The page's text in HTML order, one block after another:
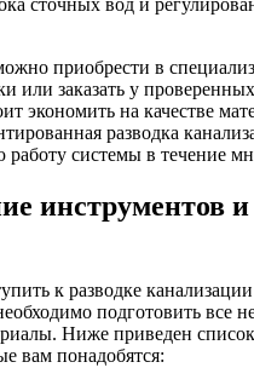
сточных вод и
приобрести в
или заказать у проверенных
экономить на качестве
разводка
системы в течение
инструментов и
к разводке
подготовить все
Ниже приведен
вам понадобятся: